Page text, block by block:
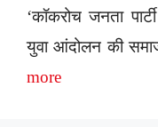
‘कॉकरोच जनता
युवा आंदोलन की
more